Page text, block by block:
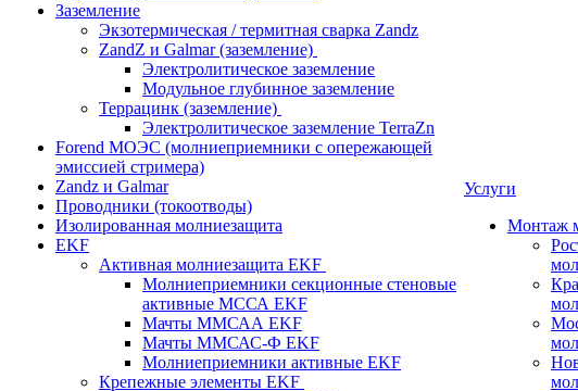
Заземление
Экзотермическая / термитная сварка Zandz
ZandZ и Galmar (заземление)
Электролитическое заземление
Модульное глубинное заземление
Террацинк (заземление)
Электролитическое заземление TerraZn
Forend МОЭС (молниеприемники с опережающей
эмиссией стримера)
Zandz и Galmar
Проводники (токоотводы)
Изолированная молниезащита
EKF
Активная молниезащита EKF
Молниеприемники секционные стеновые
активные МССА EKF
Мачты ММСАА EKF
Мачты ММСАС-Ф EKF
Молниеприемники активные EKF
Крепежные элементы EKF
Услуги
Монтаж